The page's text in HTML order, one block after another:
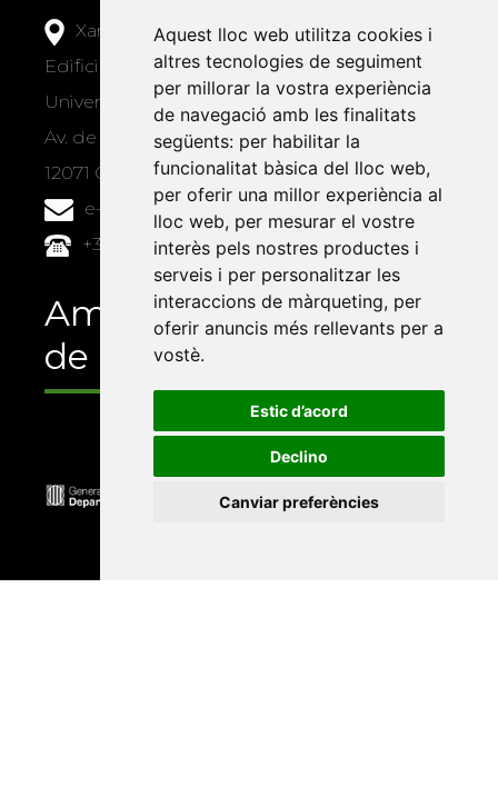
Aquest lloc web utilitza cookies i
altres tecnologies de seguiment
per millorar la vostra experiència
de navegació amb les finalitats
següents: per habilitar la
funcionalitat bàsica del lloc web,
per oferir una millor experiència al
lloc web, per mesurar el vostre
interès pels nostres productes i
serveis i per personalitzar les
interaccions de màrqueting, per
oferir anuncis més rellevants per a
vostè.
Estic d’acord
Declino
Canviar preferències
Xarxa Vives d'Universitats
Edifici Àgora
Universitat Jaume I, local 10
Av. de Vicent Sos Baynat, s/n
12071 Castelló de la Plana
e-buc@vives.org
+34 964 72 89 93
Amb el suport
de